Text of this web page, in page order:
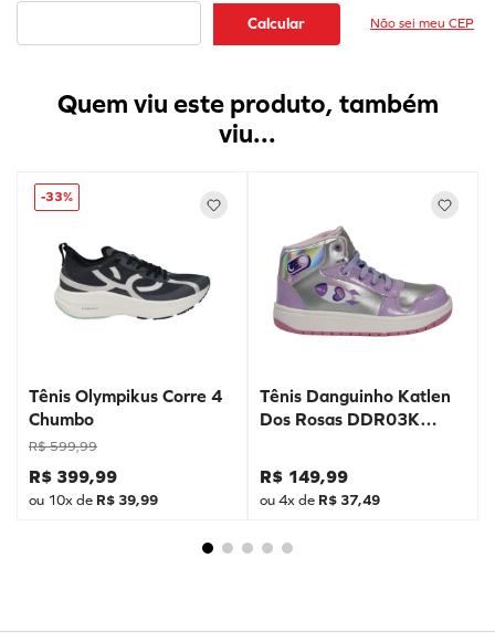
Não sei meu CEP
Quem viu este produto, também
viu...
-33%
Tênis Olympikus Corre 4
Chumbo
R$ 599,99
R$ 399,99
ou 10x de R$ 39,99
Tênis Danguinho Katlen
Dos Rosas DDR03K
R$ 149,99
ou4x de R$ 37,49